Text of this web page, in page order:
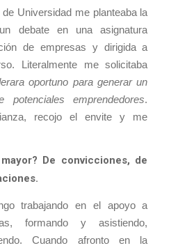
Universidad me planteaba la
debate en una asignatura
de empresas y dirigida a
Literalmente me solicitaba
oportuno para generar un
potenciales emprendedores.
recojo el envite y me
De convicciones, de
trabajando en el apoyo a
formando y asistiendo,
Cuando afronto en la